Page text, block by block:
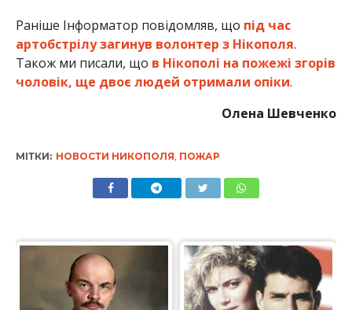
Раніше Інформатор повідомляв, що під час
артобстрілу загинув волонтер з Нікополя.
Також ми писали, що в Нікополі на пожежі згорів
чоловік, ще двоє людей отримали опіки.
Олена Шевченко
МІТКИ: НОВОСТИ НИКОПОЛЯ ПОЖАР